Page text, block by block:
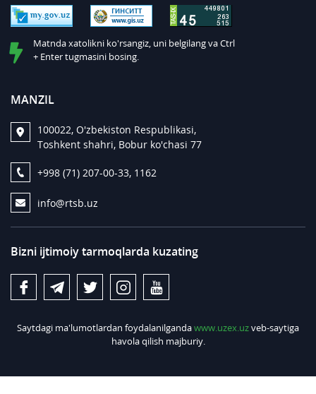
Matnda xatolikni ko'rsangiz, uni belgilang va Ctrl
+ Enter tugmasini bosing.
MANZIL
100022, O'zbekiston Respublikasi,
Toshkent shahri, Bobur ko'chasi 77
+998 (71) 207-00-33, 1162
info@rtsb.uz
Bizni ijtimoiy tarmoqlarda kuzating
Saytdagi ma'lumotlardan foydalanilgandawww.uzex.uzveb-saytiga
havola qilish majburiy.